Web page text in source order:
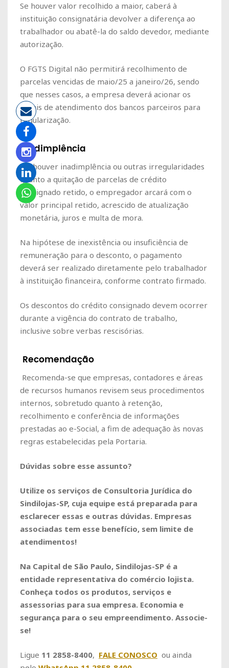
Se houver valor recolhido a maior, caberá à
instituição consignatária devolver a diferença ao
trabalhador ou abatê-la do saldo devedor, mediante
autorização.
O FGTS Digital não permitirá recolhimento de
parcelas vencidas de maio/25 a janeiro/26, sendo
que nesses casos, a empresa deverá acionar os
canais de atendimento dos bancos parceiros para
regularização.
Inadimplência
Se houver inadimplência ou outras irregularidades
quanto a quitação de parcelas de crédito
consignado retido, o empregador arcará com o
valor principal retido, acrescido de atualização
monetária, juros e multa de mora.
Na hipótese de inexistência ou insuficiência de
remuneração para o desconto, o pagamento
deverá ser realizado diretamente pelo trabalhador
à instituição financeira, conforme contrato firmado.
Os descontos do crédito consignado devem ocorrer
durante a vigência do contrato de trabalho,
inclusive sobre verbas rescisórias.
Recomendação
Recomenda-se que empresas, contadores e áreas
de recursos humanos revisem seus procedimentos
internos, sobretudo quanto à retenção,
recolhimento e conferência de informações
prestadas ao e-Social, a fim de adequação às novas
regras estabelecidas pela Portaria.
Dúvidas sobre esse assunto?
Utilize os serviços de Consultoria Jurídica do
Sindilojas-SP, cuja equipe está preparada para
esclarecer essas e outras dúvidas. Empresas
associadas tem esse benefício, sem limite de
atendimentos!
Na Capital de São Paulo, Sindilojas-SP é a
entidade representativa do comércio lojista.
Conheça todos os produtos, serviços e
assessorias para sua empresa. Economia e
segurança para o seu empreendimento. Associe-
se!
Ligue 11 2858-8400, FALE CONOSCO ou ainda